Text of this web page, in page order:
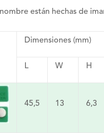
están hechas de
Dimensiones (mm)
L W H
45,5 13 6,3